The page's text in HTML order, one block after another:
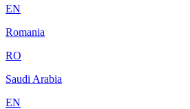
EN
Romania
RO
Saudi Arabia
EN